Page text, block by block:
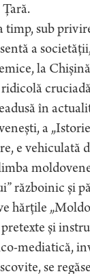
Țară.
timp, sub
a
la
în
a
e vehiculată
războinic și
hărțile
și
mediatică,
se